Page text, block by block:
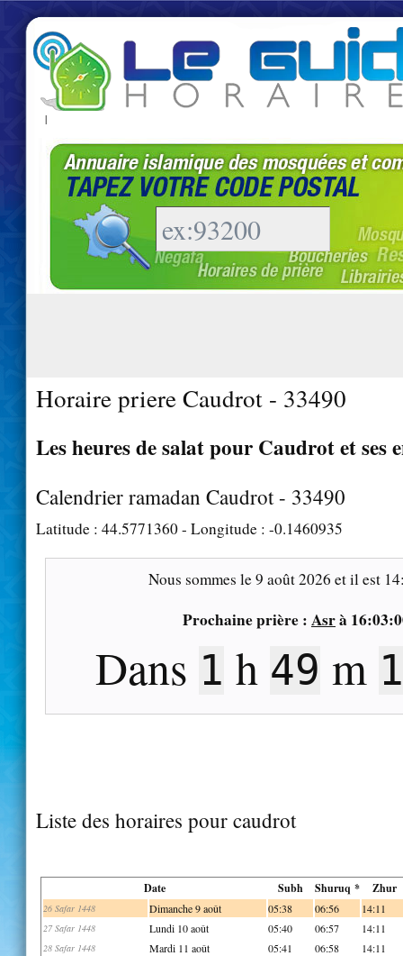
|
Horaire priere Caudrot - 33490
Les heures de salat pour Caudrot et ses
Calendrier ramadan Caudrot - 33490
Latitude : 44.5771360- Longitude : -0.1460935
Nous sommes le9 août 2026 et il est
Prochaine prière : Asrà
Dans 1 h 49 m
Liste des horaires pour caudrot
Date Subh Shuruq * Zhur
26 Safar 1448 Dimanche 9 août 05:38 06:56 14:11
27 Safar 1448 Lundi 10 août 05:40 06:57 14:11
28 Safar 1448 Mardi 11 août 05:41 06:58 14:11